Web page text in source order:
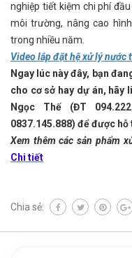
nghiệp tiết kiệm chi phí
môi trường, nâng cao
trong nhiều năm.
Video lắp đặt hệ xử lý nước
Ngay lúc này đây, bạn
cho cơ sở hay dự án, hãy
Ngọc Thế (ĐT
0837.145.888) để được
Xem thêm các sản phẩm
Chi tiết
Chia sẻ: